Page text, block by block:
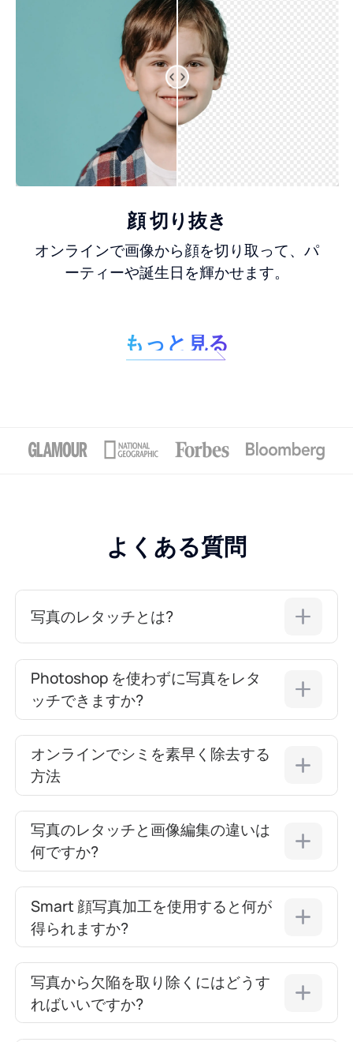
顔 切り抜き
オンラインで画像から顔を切り取って、パ
ーティーや誕生日を輝かせます。
もっと見る
よくある質問
写真のレタッチとは?
Photoshop を使わずに写真をレタ
ッチできますか?
オンラインでシミを素早く除去する
方法
写真のレタッチと画像編集の違いは
何ですか?
Smart 顔写真加工を使用すると何が
得られますか?
写真から欠陥を取り除くにはどうす
ればいいですか?